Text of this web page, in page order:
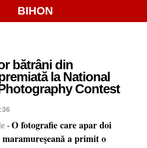
BIHON
bătrâni din
la National
Contest
- O fotografie care apar doi
a primit o